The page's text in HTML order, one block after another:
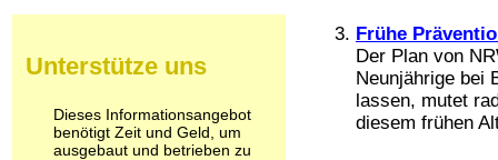
Frühe
Der Plan von
Neunjährige bei
lassen, mutet
diesem frühen
Pilze
Psychopharmaka
Schlafmittel
Schmerzmittel
Unterstütze uns
Dieses Informationsangebot
benötigt Zeit und Geld, um
ausgebaut und betrieben zu